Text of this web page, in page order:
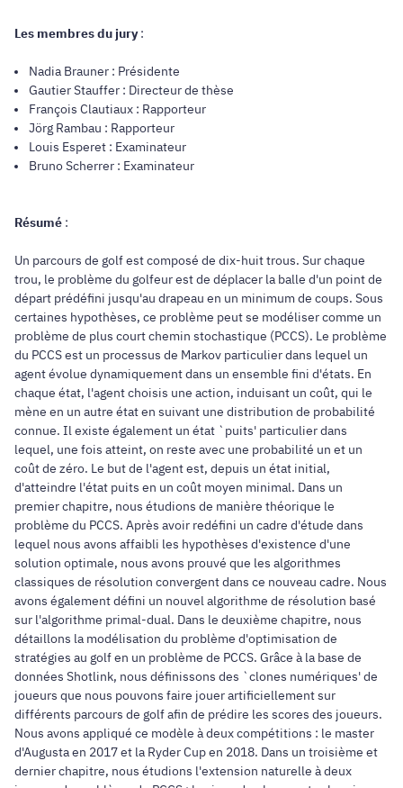
Les membres du jury:
Nadia Brauner : Présidente
Gautier Stauffer : Directeur de thèse
François Clautiaux : Rapporteur
Jörg Rambau : Rapporteur
Louis Esperet : Examinateur
Bruno Scherrer : Examinateur
Résumé :
Un parcours de golf est composé de dix-huit trous. Sur chaque
trou, le problème du golfeur est de déplacer la balle d'un point de
départ prédéfini jusqu'au drapeau en un minimum de coups. Sous
certaines hypothèses, ce problème peut se modéliser comme un
problème de plus court chemin stochastique (PCCS). Le problème
du PCCS est un processus de Markov particulier dans lequel un
agent évolue dynamiquement dans un ensemble fini d'états. En
chaque état, l'agent choisis une action, induisant un coût, qui le
mène en un autre état en suivant une distribution de probabilité
connue. Il existe également un état `puits' particulier dans
lequel, une fois atteint, on reste avec une probabilité un et un
coût de zéro. Le but de l'agent est, depuis un état initial,
d'atteindre l'état puits en un coût moyen minimal. Dans un
premier chapitre, nous étudions de manière théorique le
problème du PCCS. Après avoir redéfini un cadre d'étude dans
lequel nous avons affaibli les hypothèses d'existence d'une
solution optimale, nous avons prouvé que les algorithmes
classiques de résolution convergent dans ce nouveau cadre. Nous
avons également défini un nouvel algorithme de résolution basé
sur l'algorithme primal-dual. Dans le deuxième chapitre, nous
détaillons la modélisation du problème d'optimisation de
stratégies au golf en un problème de PCCS. Grâce à la base de
données Shotlink, nous définissons des `clones numériques' de
joueurs que nous pouvons faire jouer artificiellement sur
différents parcours de golf afin de prédire les scores des joueurs.
Nous avons appliqué ce modèle à deux compétitions : le master
d'Augusta en 2017 et la Ryder Cup en 2018. Dans un troisième et
dernier chapitre, nous étudions l'extension naturelle à deux